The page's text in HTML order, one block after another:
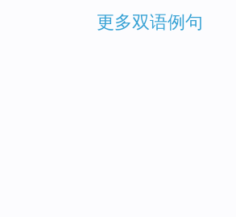
更多双语例句